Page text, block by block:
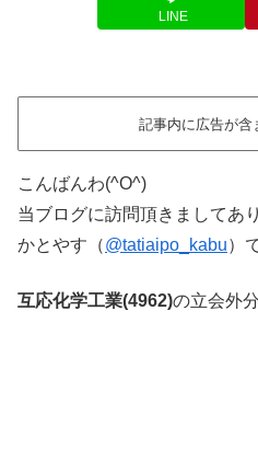
LINE
記事内に広告が含
こんばんわ(^O^)
当ブログに訪問頂きましてあ
かとやす（@tatiaipo_kabu）
互応化学工業(4962)の立会外